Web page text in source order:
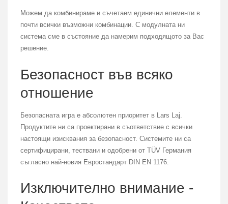
Можем да комбинираме и съчетаем единични елементи в
почти всички възможни комбинации. С модулната ни
система сме в състояние да намерим подходящото за Вас
решение.
Безопасност във всяко
отношение
Безопасната игра е абсолютен приоритет в Lars Laj.
Продуктите ни са проектирани в съответствие с всички
настоящи изисквания за безопасност. Системите ни са
сертифицирани, тествани и одобрени от TÜV Германия
съгласно най-новия Евростандарт DIN EN 1176.
Изключително внимание -